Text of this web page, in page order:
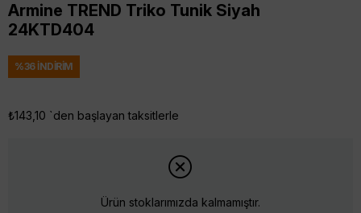
Armine TREND Triko Tunik Siyah
24KTD404
%36İNDIRIM
₺143,10 `den başlayan taksitlerle
Ürün stoklarımızda kalmamıştır.